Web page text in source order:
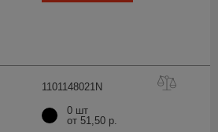
1101148021N
0 шт
от 51,50 р.